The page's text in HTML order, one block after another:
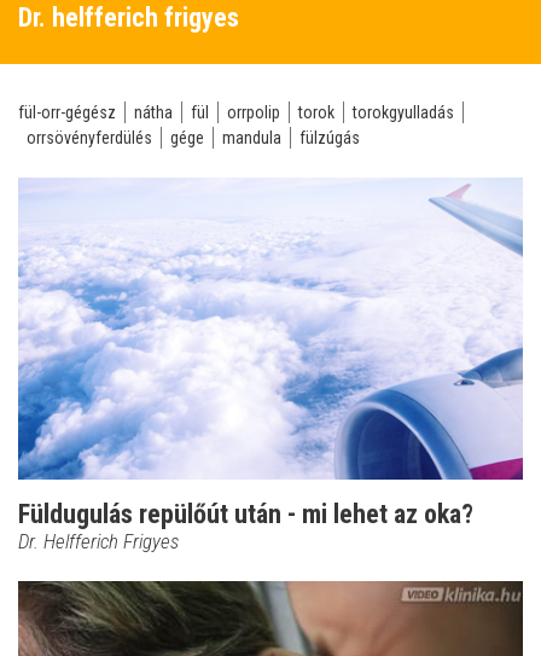
Dr. helfferich frigyes
fül-orr-gégész nátha fül orrpolip torok
torokgyulladás
orrsövényferdülés
gége mandula fülzúgás
Füldugulás repülőút után - mi lehet az oka?
Dr. Helfferich Frigyes